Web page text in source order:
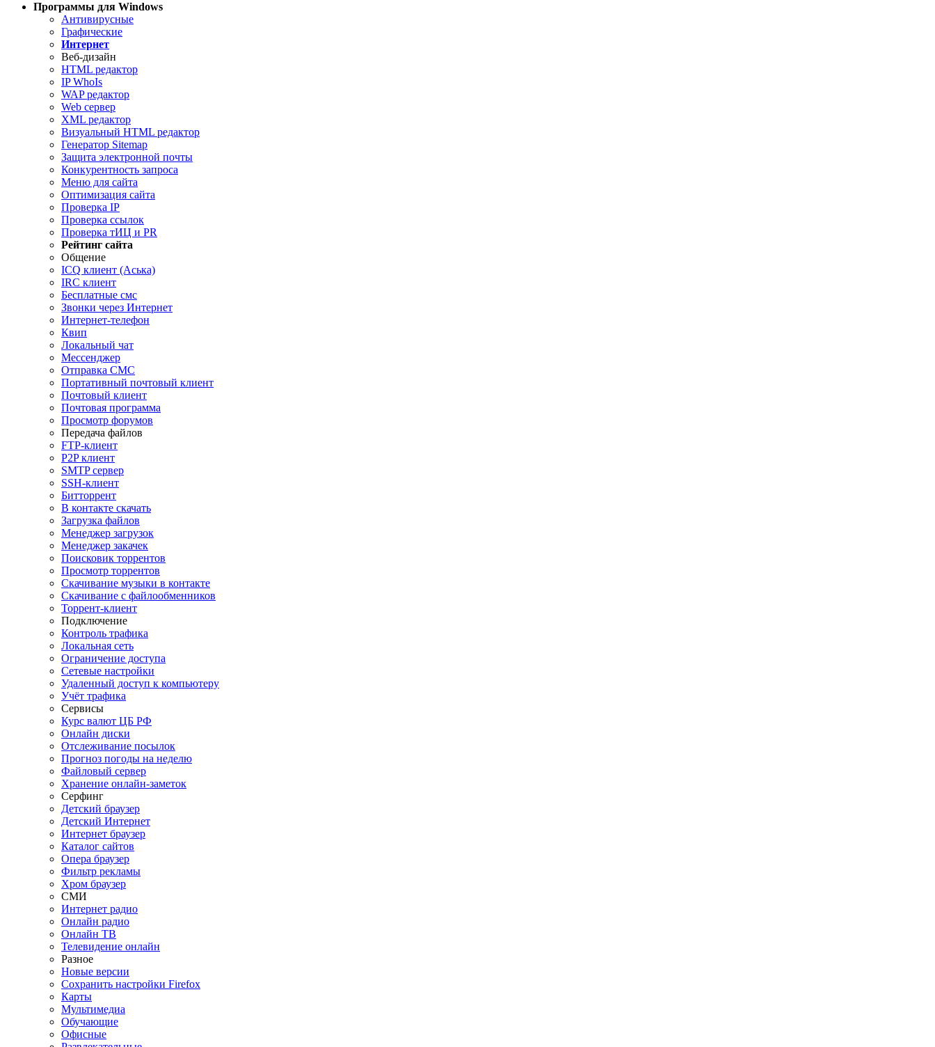
Программы для Windows
Антивирусные
Графические
Интернет
Веб-дизайн
HTML редактор
IP WhoIs
WAP редактор
Web сервер
XML редактор
Визуальный HTML редактор
Генератор Sitemap
Защита электронной почты
Конкурентность запроса
Меню для сайта
Оптимизация сайта
Проверка IP
Проверка ссылок
Проверка тИЦ и PR
Рейтинг сайта
Общение
ICQ клиент (Аська)
IRC клиент
Бесплатные смс
Звонки через Интернет
Интернет-телефон
Квип
Локальный чат
Мессенджер
Отправка СМС
Портативный почтовый клиент
Почтовый клиент
Почтовая программа
Просмотр форумов
Передача файлов
FTP-клиент
P2P клиент
SMTP сервер
SSH-клиент
Битторрент
В контакте скачать
Загрузка файлов
Менеджер загрузок
Менеджер закачек
Поисковик торрентов
Просмотр торрентов
Скачивание музыки в контакте
Скачивание с файлообменников
Торрент-клиент
Подключение
Контроль трафика
Локальная сеть
Ограничение доступа
Сетевые настройки
Удаленный доступ к компьютеру
Учёт трафика
Сервисы
Курс валют ЦБ РФ
Онлайн диски
Отслеживание посылок
Прогноз погоды на неделю
Файловый сервер
Хранение онлайн-заметок
Серфинг
Детский браузер
Детский Интернет
Интернет браузер
Каталог сайтов
Опера браузер
Фильтр рекламы
Хром браузер
СМИ
Интернет радио
Онлайн радио
Онлайн ТВ
Телевидение онлайн
Разное
Новые версии
Сохранить настройки Firefox
Карты
Мультимедиа
Обучающие
Офисные